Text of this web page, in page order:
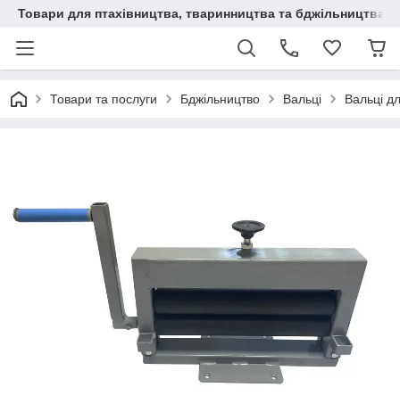
Товари для птахівництва, тваринництва та бджільництва
Товари та послуги Бджільництво Вальці Вальці